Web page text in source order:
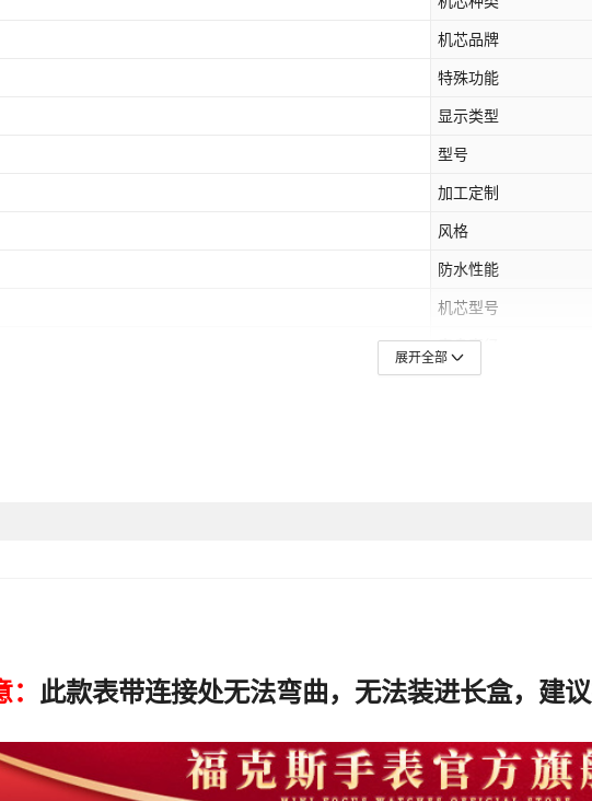
机芯品牌
特殊功能
显示类型
型号
加工定制
风格
防水性能
机芯型号
表盘直径
手表重量
展开全部